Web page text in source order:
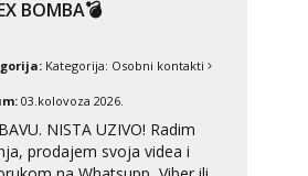
poziv!
min
BOMBA💣
Kategorija: Osobni kontakti
03.kolovoza 2026.
NISTA UZIVO! Radim
prodajem svoja videa i